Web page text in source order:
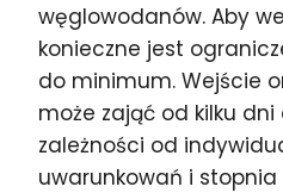
węglowodanów. Aby
konieczne jest
do minimum. Wejście
może zająć od kilku
zależności od
uwarunkowań i